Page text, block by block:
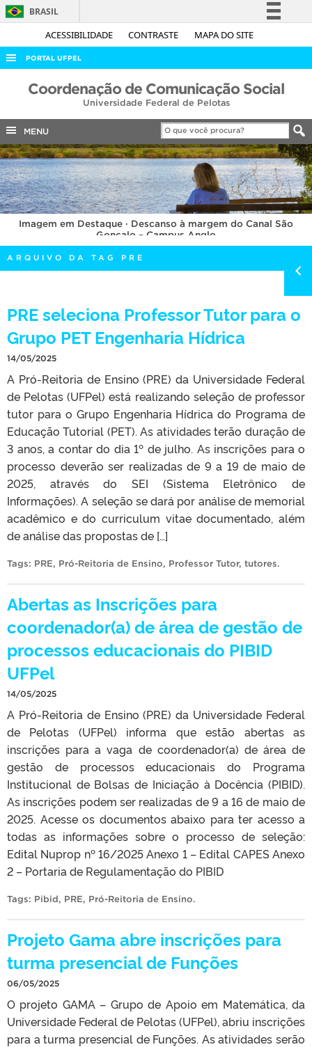
ACESSIBILIDADE CONTRASTE MAPA DO SITE
BRASIL
Simplifique!
Acesso à informação
Legislação
Canais
PORTAL UFPEL
ACESSO À INFORMAÇÃO
COBALTO
CONCURSOS
EDITAIS
INTERNACIONAL
OUVIDORIA
PORTARIAS
TELEFONES
Coordenação de Comunicação Social
Universidade Federal de Pelotas
MENU
Imagem em Destaque · Descanso à margem do Canal São
Gonçalo – Campus Anglo
ARQUIVO DA TAG PRE
PRE seleciona Professor Tutor para o
Grupo PET Engenharia Hídrica
14/05/2025
A Pró-Reitoria de Ensino (PRE) da Universidade Federal
de Pelotas (UFPel) está realizando seleção de professor
tutor para o Grupo Engenharia Hídrica do Programa de
Educação Tutorial (PET). As atividades terão duração de
3 anos, a contar do dia 1º de julho. As inscrições para o
processo deverão ser realizadas de 9 a 19 de maio de
2025, através do SEI (Sistema Eletrônico de
Informações). A seleção se dará por análise de memorial
acadêmico e do curriculum vitae documentado, além
de análise das propostas de […]
Tags: PRE, Pró-Reitoria de Ensino, Professor Tutor, tutores.
Abertas as Inscrições para
coordenador(a) de área de gestão de
processos educacionais do PIBID
UFPel
14/05/2025
A Pró-Reitoria de Ensino (PRE) da Universidade Federal
de Pelotas (UFPel) informa que estão abertas as
inscrições para a vaga de coordenador(a) de área de
gestão de processos educacionais do Programa
Institucional de Bolsas de Iniciação à Docência (PIBID).
As inscrições podem ser realizadas de 9 a 16 de maio de
2025. Acesse os documentos abaixo para ter acesso a
todas as informações sobre o processo de seleção:
Edital Nuprop nº 16/2025 Anexo 1 – Edital CAPES Anexo
2 – Portaria de Regulamentação do PIBID
Tags: Pibid, PRE, Pró-Reitoria de Ensino.
Projeto Gama abre inscrições para
turma presencial de Funções
06/05/2025
O projeto GAMA – Grupo de Apoio em Matemática, da
Universidade Federal de Pelotas (UFPel), abriu inscrições
para a turma presencial de Funções. As atividades serão